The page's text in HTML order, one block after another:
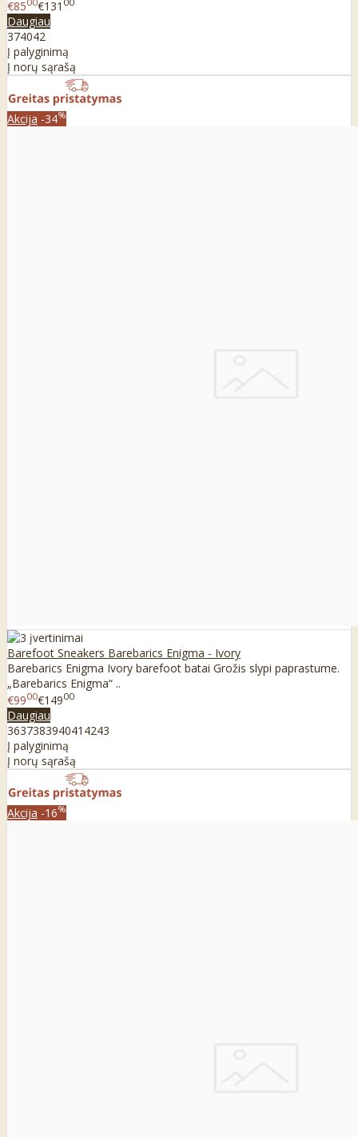
€85
€131
Daugiau
374042
Į palyginimą
Į norų sąrašą
Akcija -34%
Barefoot Sneakers Barebarics Enigma - Ivory
Barebarics Enigma Ivory barefoot batai Grožis slypi paprastume.
„Barebarics Enigma“ ..
€9900€14900
Daugiau
363738394041 4243
Į palyginimą
Į norų sąrašą
Akcija -16%